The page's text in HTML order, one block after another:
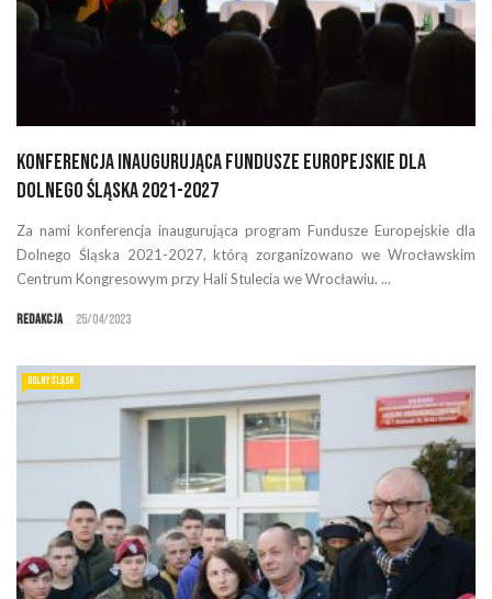
Konferencja inaugurująca Fundusze Europejskie dla
Dolnego Śląska 2021-2027
Za nami konferencja inaugurująca program Fundusze Europejskie dla
Dolnego Śląska 2021-2027, którą zorganizowano we Wrocławskim
Centrum Kongresowym przy Hali Stulecia we Wrocławiu. ...
Redakcja 25/04/2023
DOLNY ŚLĄSK